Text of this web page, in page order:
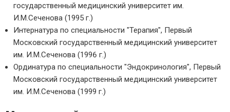
государственный медицинский университет им.
И.М.Сеченова (1995 г.)
Интернатура по специальности "Терапия", Первый
Московский государственный медицинский университет
им. И.М.Сеченова (1996 г.)
Ординатура по специальности "Эндокринология", Первый
Московский государственный медицинский университет
им. И.М.Сеченова (1999 г.)